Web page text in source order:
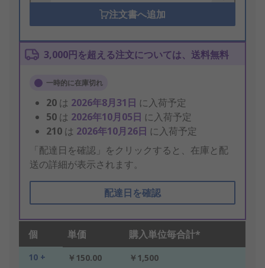
注文書へ追加
3,000円を超える注文については、送料無料
一時的に在庫切れ
20 は 2026年8月31日 に入荷予定
50 は 2026年10月05日 に入荷予定
210 は 2026年10月26日 に入荷予定
「配達日を確認」をクリックすると、在庫と配
送の詳細が表示されます。
配達日を確認
個 単価 購入単位毎合計*
10 + ￥150.00 ￥1,500